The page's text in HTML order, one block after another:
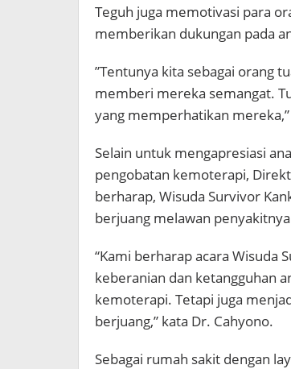
Teguh juga memotivasi para
memberikan dukungan pada
”Tentunya kita sebagai orang
memberi mereka semangat.
yang memperhatikan
Selain untuk mengapresiasi
pengobatan kemoterapi,
berharap, Wisuda Survivor
berjuang melawan
“Kami berharap acara Wisuda
keberanian dan ketangguhan
kemoterapi. Tetapi juga
berjuang,” kata Dr. Cahyono.
Sebagai rumah sakit dengan